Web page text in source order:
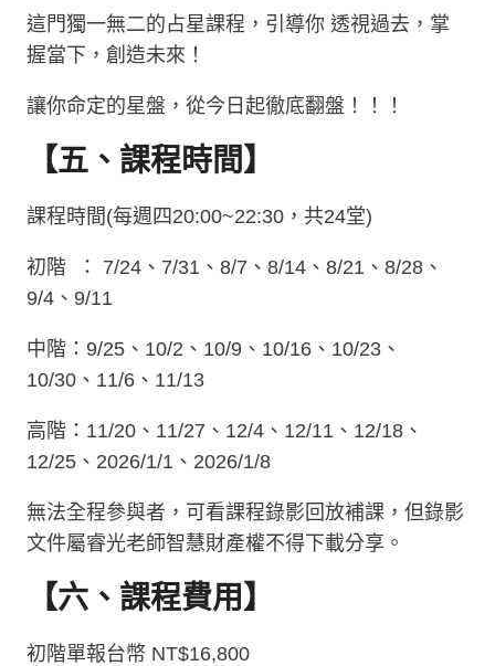
這門獨一無二的占星課程，引導你 透視過去，掌
握當下，創造未來！
讓你命定的星盤，從今日起徹底翻盤！！！
【五、課程時間】
課程時間 (每週四 20:00~22:30 ，共24堂)
初階 ：
7/24、7/31、8/7、8/14、8/21、8/28、
9/4、9/11
中階：9/25、10/2、10/9、10/16、10/23、
10/30、11/6、11/13
高階：11/20、11/27、12/4、12/11、12/18、
12/25、2026/1/1、2026/1/8
無法全程參與者，可看課程錄影回放補課，但錄影
文件屬睿光老師智慧財產權不得下載分享。
【六、課程費用】
初階單報台幣 NT$16,800